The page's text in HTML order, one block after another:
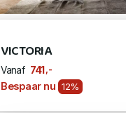
VICTORIA
Vanaf 741 ,-
Bespaar nu 12%